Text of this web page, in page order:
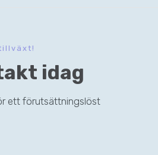
idag
ett förutsättningslöst